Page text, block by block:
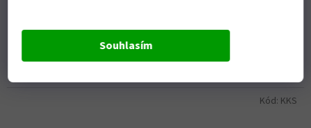
Souhlasím
295 Kč bez DPH
Kód: KKS